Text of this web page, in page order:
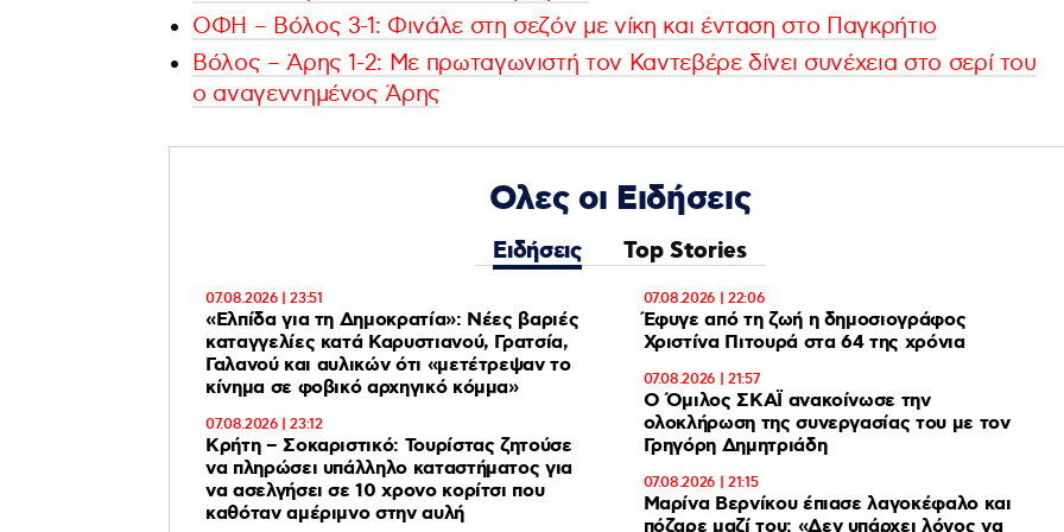
ΟΦΗ – Βόλος 3-1: Φινάλε στη σεζόν με νίκη και ένταση στο Παγκρήτιο
Βόλος – Άρης 1-2: Με πρωταγωνιστή τον Καντεβέρε δίνει συνέχεια στο σερί του
ο αναγεννημένος Άρης
Ολες οι Ειδήσεις
Ειδήσεις Top Stories
07.08.2026 | 23:51
«Ελπίδα για τη Δημοκρατία»: Νέες βαριές
καταγγελίες κατά Καρυστιανού, Γρατσία,
Γαλανού και αυλικών ότι «μετέτρεψαν το
κίνημα σε φοβικό αρχηγικό κόμμα»
07.08.2026 | 23:12
Κρήτη – Σοκαριστικό: Τουρίστας ζητούσε
να πληρώσει υπάλληλο καταστήματος για
να ασελγήσει σε 10 χρονο κορίτσι που
καθόταν αμέριμνο στην αυλή
07.08.2026 | 22:06
Έφυγε από τη ζωή η δημοσιογράφος
Χριστίνα Πιτουρά στα 64 της χρόνια
07.08.2026 | 21:57
Ο Όμιλος ΣΚΑΪ ανακοίνωσε την
ολοκλήρωση της συνεργασίας του με τον
Γρηγόρη Δημητριάδη
07.08.2026 | 21:15
Μαρίνα Βερνίκου έπιασε λαγοκέφαλο και
πόζαρε μαζί του: «Δεν υπάρχει λόγος να